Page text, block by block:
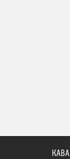
КАВА